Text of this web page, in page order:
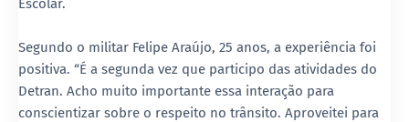
Escolar.
Segundo o militar Felipe Araújo, 25 anos, a experiência foi
positiva. “É a segunda vez que participo das atividades do
Detran. Acho muito importante essa interação para
conscientizar sobre o respeito no trânsito. Aproveitei para